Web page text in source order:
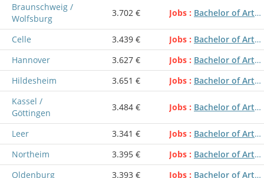
Braunschweig /
Wolfsburg
3.702 € Jobs Bachelor of Arts (B.A.) - Wirtschaft
Celle 3.439 € Jobs
Bachelor of Arts (B.A.) - Wirtschaft
Hannover
3.627 € Jobs
Bachelor of Arts (B.A.) - Wirtschaft
Hildesheim
3.651 € Jobs
Bachelor of Arts (B.A.) - Wirtschaft
Kassel /
Göttingen
3.484 € Jobs Bachelor of Arts (B.A.) - Wirtschaft
Leer 3.341 € Jobs
Bachelor of Arts (B.A.) - Wirtschaft
Northeim
3.395 € Jobs
Bachelor of Arts (B.A.) - Wirtschaft
Oldenburg
3.393 € Jobs
Bachelor of Arts (B.A.) - Wirtschaft